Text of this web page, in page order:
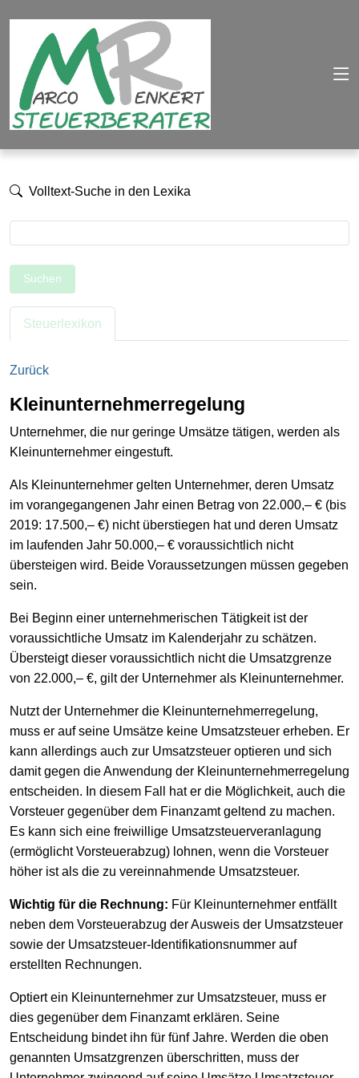
Volltext-Suche in den Lexika
Suchen
Steuerlexikon
Zurück
Kleinunternehmerregelung
Unternehmer, die nur geringe Umsätze tätigen, werden als
Kleinunternehmer eingestuft.
Als Kleinunternehmer gelten Unternehmer, deren Umsatz
im vorangegangenen Jahr einen Betrag von 22.000,– € (bis
2019: 17.500,– €) nicht überstiegen hat und deren Umsatz
im laufenden Jahr 50.000,– € voraussichtlich nicht
übersteigen wird. Beide Voraussetzungen müssen gegeben
sein.
Bei Beginn einer unternehmerischen Tätigkeit ist der
voraussichtliche Umsatz im Kalenderjahr zu schätzen.
Übersteigt dieser voraussichtlich nicht die Umsatzgrenze
von 22.000,– €, gilt der Unternehmer als Kleinunternehmer.
Nutzt der Unternehmer die Kleinunternehmerregelung,
muss er auf seine Umsätze keine Umsatzsteuer erheben. Er
kann allerdings auch zur Umsatzsteuer optieren und sich
damit gegen die Anwendung der Kleinunternehmerregelung
entscheiden. In diesem Fall hat er die Möglichkeit, auch die
Vorsteuer gegenüber dem Finanzamt geltend zu machen.
Es kann sich eine freiwillige Umsatzsteuerveranlagung
(ermöglicht Vorsteuerabzug) lohnen, wenn die Vorsteuer
höher ist als die zu vereinnahmende Umsatzsteuer.
Wichtig für die Rechnung: Für Kleinunternehmer entfällt
neben dem Vorsteuerabzug der Ausweis der Umsatzsteuer
sowie der Umsatzsteuer-Identifikationsnummer auf
erstellten Rechnungen.
Optiert ein Kleinunternehmer zur Umsatzsteuer, muss er
dies gegenüber dem Finanzamt erklären. Seine
Entscheidung bindet ihn für fünf Jahre. Werden die oben
genannten Umsatzgrenzen überschritten, muss der